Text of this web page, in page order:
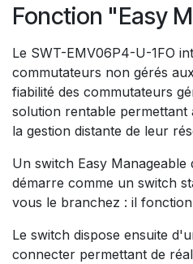
Fonction "Easy
Le SWT-EMV06P4-U-1FO
commutateurs non gérés
fiabilité des commutateurs
solution rentable
la gestion distante de leur
Un switch Easy Manageable
démarre comme un switch
vous le branchez : il
Le switch dispose ensuite
connecter permettant de